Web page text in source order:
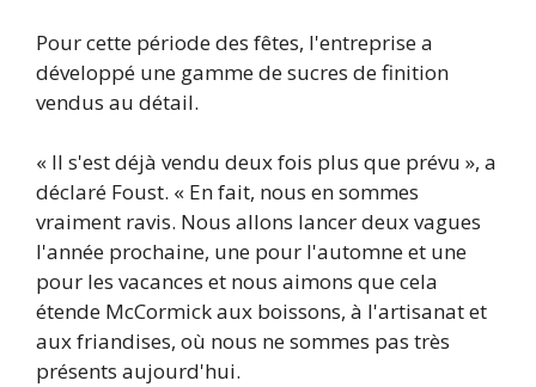
Pour cette période des fêtes, l'entreprise a
développé une gamme de sucres de finition
vendus au détail.
« Il s'est déjà vendu deux fois plus que prévu », a
déclaré Foust. « En fait, nous en sommes
vraiment ravis. Nous allons lancer deux vagues
l'année prochaine, une pour l'automne et une
pour les vacances et nous aimons que cela
étende McCormick aux boissons, à l'artisanat et
aux friandises, où nous ne sommes pas très
présents aujourd'hui.